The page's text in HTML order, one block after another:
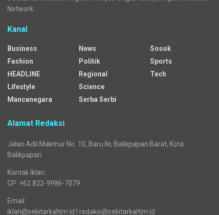
Network.
Kanal
Business
Fashion
HEADLINE
Lifestyle
Mancanegara
News
Politik
Regional
Science
Serba Serbi
Sosok
Sports
Tech
Alamat Redaksi
Jalan Adil Makmur No. 10, Baru Ilir, Balikpapan Barat, Kota
Balikpapan.
Kontak Iklan:
CP: +62 822-9986-7079
Email:
iklan@sekitarkaltim.id I redaksi@sekitarkaltim.id